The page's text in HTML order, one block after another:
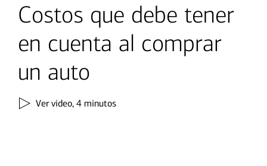
Costos que debe tener
en cuenta al comprar
un auto
Ver video, 4 minutos